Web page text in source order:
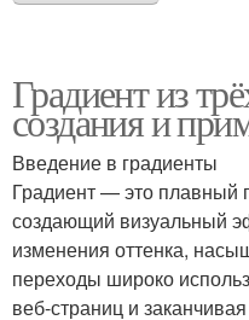
Градиент из
создания и
Введение в градиенты
Градиент — это плавный
создающий визуальный
изменения оттенка,
переходы широко
веб-страниц и